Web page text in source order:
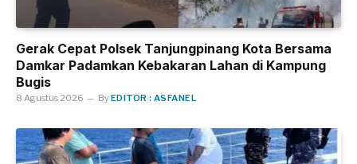
Gerak Cepat Polsek Tanjungpinang Kota Bersama
Damkar Padamkan Kebakaran Lahan di Kampung
Bugis
8 Agustus 2026 ByEDITOR : ASFANEL